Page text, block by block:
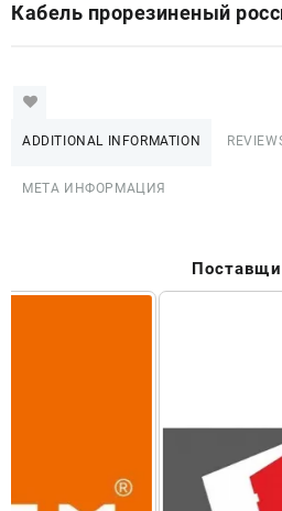
Кабель прорезиненый
ADDITIONAL INFORMATION
МЕТА ИНФОРМАЦИЯ